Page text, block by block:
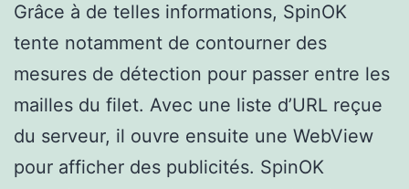
Grâce à de telles informations, SpinOK
tente notamment de contourner des
mesures de détection pour passer entre les
mailles du filet. Avec une liste d’URL reçue
du serveur, il ouvre ensuite une WebView
pour afficher des publicités. SpinOK